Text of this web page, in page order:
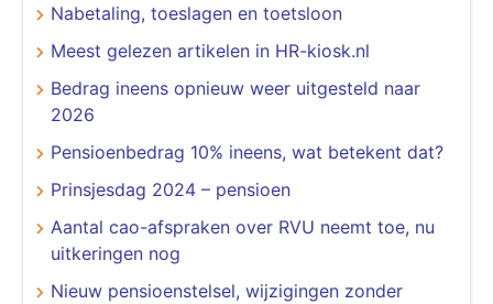
​​​​​​​Nabetaling, toeslagen en toetsloon
Meest gelezen artikelen in HR-kiosk.nl
Bedrag ineens opnieuw weer uitgesteld naar
2026
Pensioenbedrag 10% ineens, wat betekent dat?
Prinsjesdag 2024 – pensioen
Aantal cao-afspraken over RVU neemt toe, nu
uitkeringen nog
Nieuw pensioenstelsel, wijzigingen zonder